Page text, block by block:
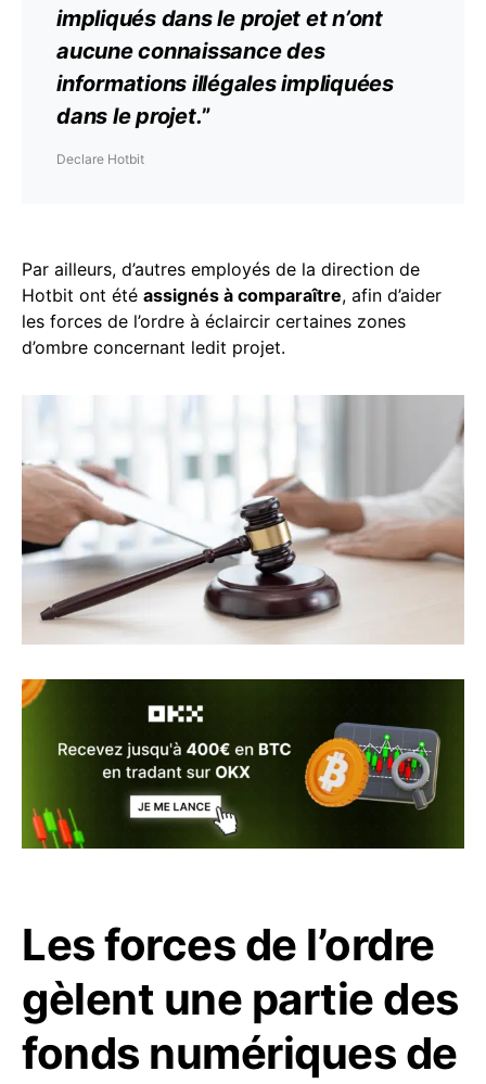
impliqués dans le projet et n’ont
aucune connaissance des
informations illégales impliquées
dans le projet.”
Declare Hotbit
Par ailleurs, d’autres employés de la direction de
Hotbit ont été assignés à comparaître, afin d’aider
les forces de l’ordre à éclaircir certaines zones
d’ombre concernant ledit projet.
Les forces de l’ordre
gèlent une partie des
fonds numériques de